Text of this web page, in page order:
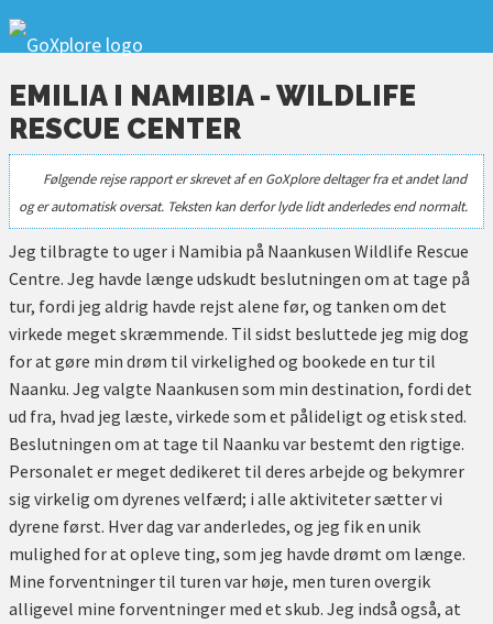
EMILIA I NAMIBIA - WILDLIFE
RESCUE CENTER
Følgende rejse rapport er skrevet af en GoXplore deltager fra et andet land
og er automatisk oversat. Teksten kan derfor lyde lidt anderledes end normalt.
Jeg tilbragte to uger i Namibia på Naankusen Wildlife Rescue
Centre. Jeg havde længe udskudt beslutningen om at tage på
tur, fordi jeg aldrig havde rejst alene før, og tanken om det
virkede meget skræmmende. Til sidst besluttede jeg mig dog
for at gøre min drøm til virkelighed og bookede en tur til
Naanku. Jeg valgte Naankusen som min destination, fordi det
ud fra, hvad jeg læste, virkede som et pålideligt og etisk sted.
Beslutningen om at tage til Naanku var bestemt den rigtige.
Personalet er meget dedikeret til deres arbejde og bekymrer
sig virkelig om dyrenes velfærd; i alle aktiviteter sætter vi
dyrene først. Hver dag var anderledes, og jeg fik en unik
mulighed for at opleve ting, som jeg havde drømt om længe.
Mine forventninger til turen var høje, men turen overgik
alligevel mine forventninger med et skub. Jeg indså også, at